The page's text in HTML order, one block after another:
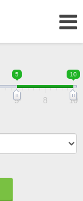
5 10
5 8 10